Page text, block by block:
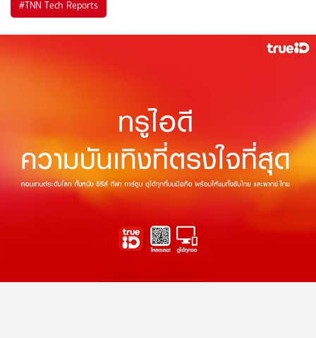
#TNN Tech Reports